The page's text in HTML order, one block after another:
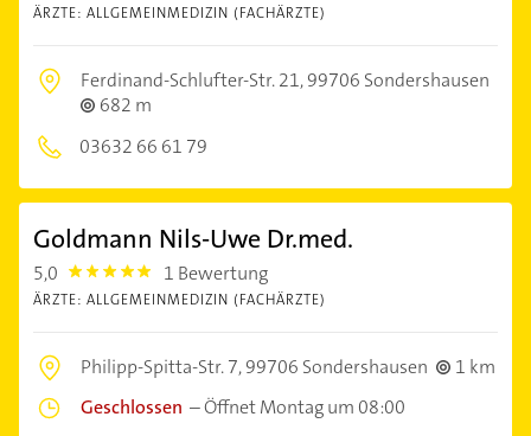
ÄRZTE: ALLGEMEINMEDIZIN (FACHÄRZTE)
Ferdinand-Schlufter-Str. 21,99706 Sondershausen
682 m
03632 66 61 79
Goldmann Nils-Uwe Dr.med.
5,0 5.0 1 Bewertung
ÄRZTE: ALLGEMEINMEDIZIN (FACHÄRZTE)
Philipp-Spitta-Str. 7,99706 Sondershausen
1 km
Geschlossen –Öffnet Montag um 08:00